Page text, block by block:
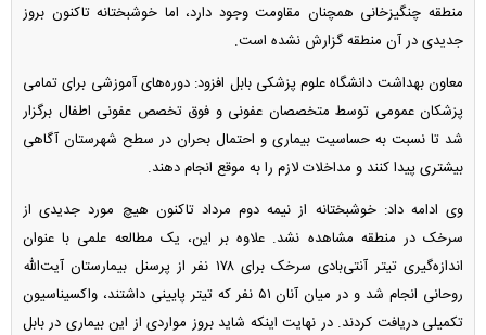
منطقه چنگیزخانی همچنان مقاومت وجود دارد، اما خوشبختانه تاکنون بروز
جدیدی در آن منطقه گزارش نشده است.
معاون بهداشت دانشگاه علوم پزشکی بابل افزود: دوره‌های آموزشی برای تمامی
پزشکان عمومی توسط متخصصان عفونی و فوق تخصص عفونی اطفال برگزار
شد تا نسبت به حساسیت بیماری و احتمال بحران در سطح شهرستان آگاهی
بیشتری پیدا کنند و مداخلات لازم را به موقع انجام دهند.
وی ادامه داد: خوشبختانه از نیمه دوم مرداد تاکنون هیچ مورد جدیدی از
سرخک در منطقه مشاهده نشد. علاوه بر این، یک مطالعه علمی با عنوان
اندازه‌گیری تیتر آنتی‌بادی سرخک برای ۱۷۸ نفر از پرسنل بیمارستان آیت‌الله
روحانی انجام شد و در میان آنان ۵۱ نفر که تیتر پایینی داشتند، واکسیناسیون
تکمیلی دریافت کردند. در نهایت اینکه شاید بروز مواردی از این بیماری در بابل